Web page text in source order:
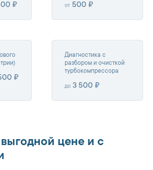
₽ от 500 ₽
₽
Диагностика с
разбором и очисткой
турбокомпрессора
до 3 500 ₽
цене и с